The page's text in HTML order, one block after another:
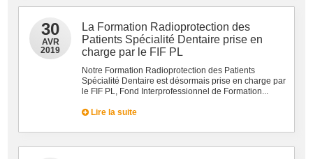
30
AVR
2019
La Formation Radioprotection des
Patients Spécialité Dentaire prise en
charge par le FIF PL
Notre Formation Radioprotection des Patients
Spécialité Dentaire est désormais prise en charge par
le FIF PL, Fond Interprofessionnel de Formation...
Lire la suite